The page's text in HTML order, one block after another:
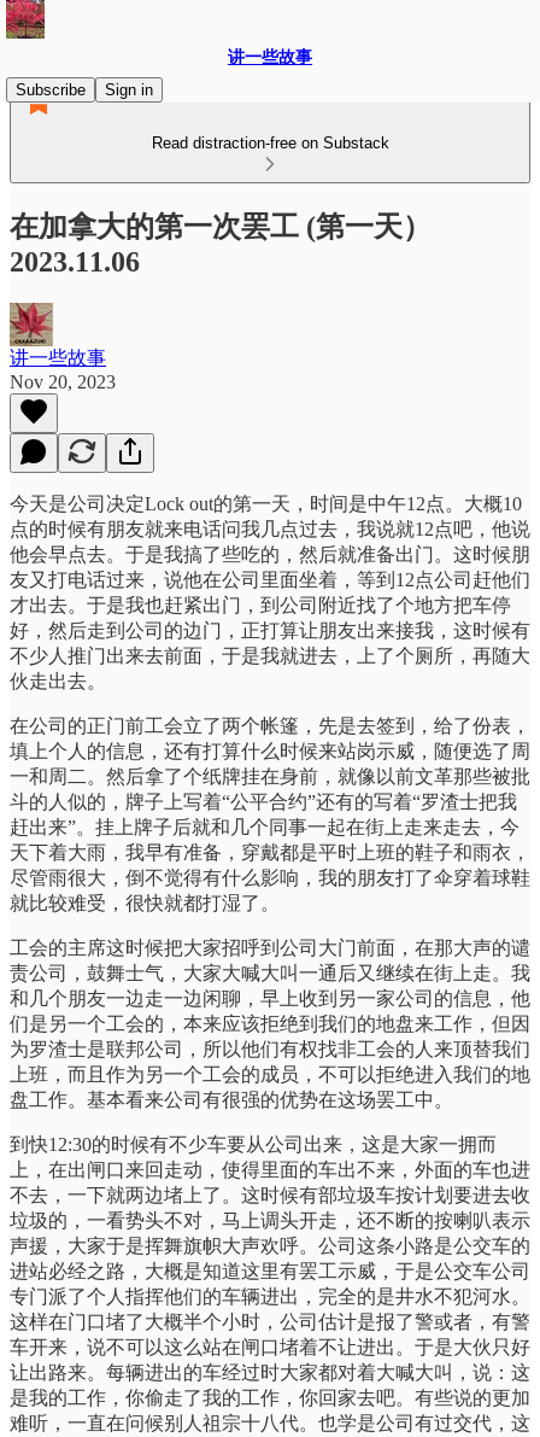
讲一些故事
Subscribe
Sign in
Read distraction-free on Substack
在加拿大的第一次罢工 (第一天）
2023.11.06
讲一些故事
Nov 20, 2023
今天是公司决定Lock out的第一天，时间是中午12点。大概10
点的时候有朋友就来电话问我几点过去，我说就12点吧，他说
他会早点去。于是我搞了些吃的，然后就准备出门。这时候朋
友又打电话过来，说他在公司里面坐着，等到12点公司赶他们
才出去。于是我也赶紧出门，到公司附近找了个地方把车停
好，然后走到公司的边门，正打算让朋友出来接我，这时候有
不少人推门出来去前面，于是我就进去，上了个厕所，再随大
伙走出去。
在公司的正门前工会立了两个帐篷，先是去签到，给了份表，
填上个人的信息，还有打算什么时候来站岗示威，随便选了周
一和周二。然后拿了个纸牌挂在身前，就像以前文革那些被批
斗的人似的，牌子上写着“公平合约”还有的写着“罗渣士把我
赶出来”。挂上牌子后就和几个同事一起在街上走来走去，今
天下着大雨，我早有准备，穿戴都是平时上班的鞋子和雨衣，
尽管雨很大，倒不觉得有什么影响，我的朋友打了伞穿着球鞋
就比较难受，很快就都打湿了。
工会的主席这时候把大家招呼到公司大门前面，在那大声的谴
责公司，鼓舞士气，大家大喊大叫一通后又继续在街上走。我
和几个朋友一边走一边闲聊，早上收到另一家公司的信息，他
们是另一个工会的，本来应该拒绝到我们的地盘来工作，但因
为罗渣士是联邦公司，所以他们有权找非工会的人来顶替我们
上班，而且作为另一个工会的成员，不可以拒绝进入我们的地
盘工作。基本看来公司有很强的优势在这场罢工中。
到快12:30的时候有不少车要从公司出来，这是大家一拥而
上，在出闸口来回走动，使得里面的车出不来，外面的车也进
不去，一下就两边堵上了。这时候有部垃圾车按计划要进去收
垃圾的，一看势头不对，马上调头开走，还不断的按喇叭表示
声援，大家于是挥舞旗帜大声欢呼。公司这条小路是公交车的
进站必经之路，大概是知道这里有罢工示威，于是公交车公司
专门派了个人指挥他们的车辆进出，完全的是井水不犯河水。
这样在门口堵了大概半个小时，公司估计是报了警或者，有警
车开来，说不可以这么站在闸口堵着不让进出。于是大伙只好
让出路来。每辆进出的车经过时大家都对着大喊大叫，说：这
是我的工作，你偷走了我的工作，你回家去吧。有些说的更加
难听，一直在问候别人祖宗十八代。也学是公司有过交代，这